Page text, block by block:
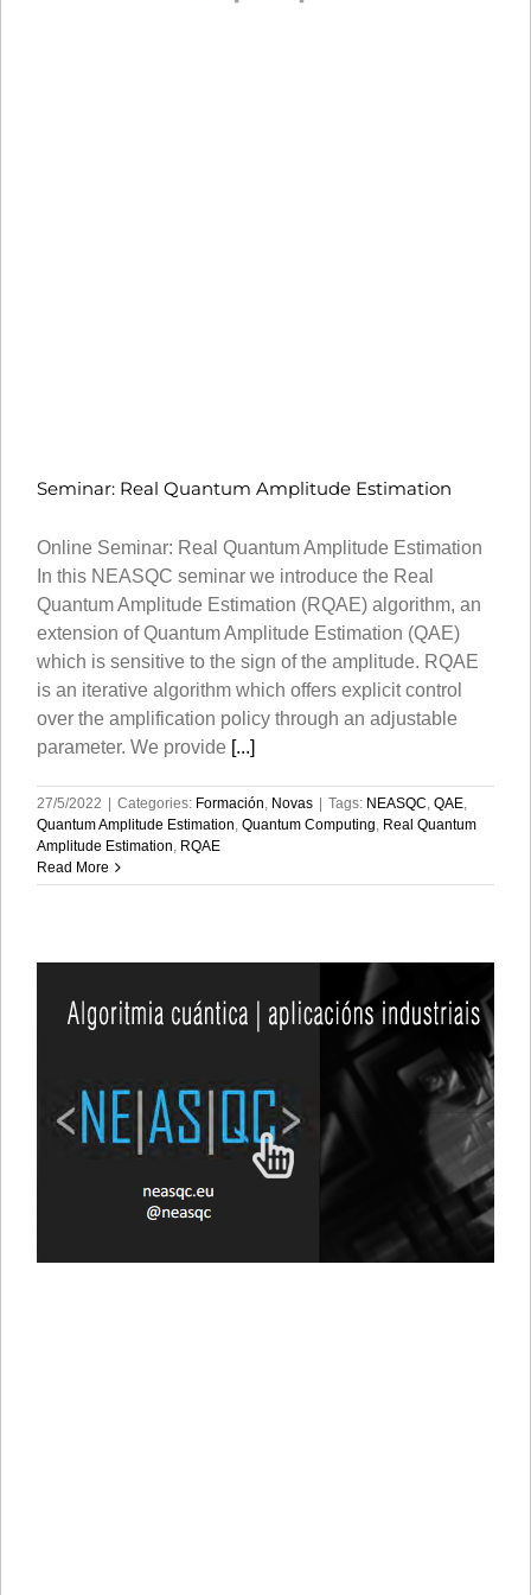
Seminar: Real Quantum Amplitude Estimation
Online Seminar: Real Quantum Amplitude Estimation
In this NEASQC seminar we introduce the Real
Quantum Amplitude Estimation (RQAE) algorithm, an
extension of Quantum Amplitude Estimation (QAE)
which is sensitive to the sign of the amplitude. RQAE
is an iterative algorithm which offers explicit control
over the amplification policy through an adjustable
parameter. We provide [...]
27/5/2022 | Categories: Formación Novas | Tags: NEASQC QAE
Quantum Amplitude Estimation Quantum Computing Real Quantum
Amplitude Estimation RQAE
Read More